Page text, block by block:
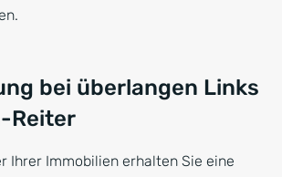
bei überlangen Links
Reiter
Ihrer Immobilien erhalten Sie eine